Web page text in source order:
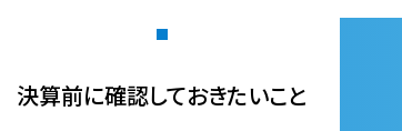
決算前に確認しておきたいこと